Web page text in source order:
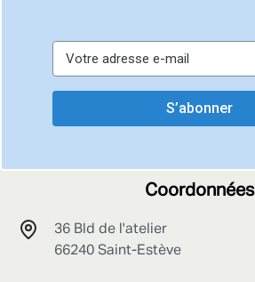
S’abonner
Coordonnées
36 Bld de l'atelier
66240 Saint-Estève